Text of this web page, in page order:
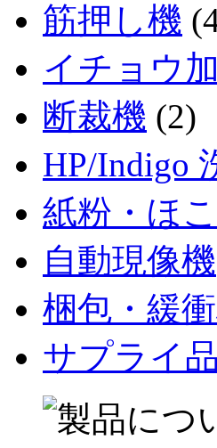
筋押し機
イチョウ
断裁機 (2)
HP/Indigo
紙粉・ほ
自動現像機
梱包・緩
サプライ品